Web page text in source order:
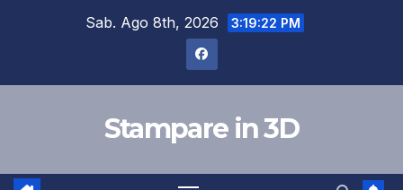
Sab. Ago 8th, 2026 3:19:23 PM
Stampare in 3D